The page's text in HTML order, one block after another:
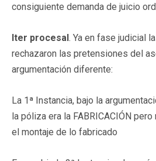
consiguiente demanda de juicio
Iter procesal. Ya en fase judicial
rechazaron las pretensiones del
argumentación diferente:
La 1ª Instancia, bajo la
la póliza era la FABRICACIÓN pero
el montaje de lo fabricado